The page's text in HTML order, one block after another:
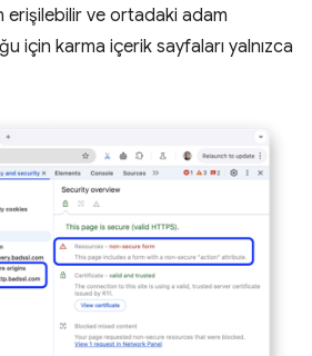
erişilebilir ve ortadaki adam
için karma içerik sayfaları yalnızca